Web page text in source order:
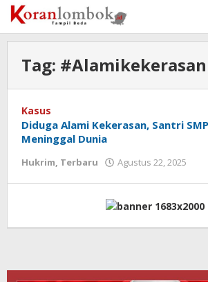
Lewati
ke
konten
Tag: #Alamikekerasan
Kasus
Diduga Alami Kekerasan, Santri
Meninggal Dunia
Hukrim, Terbaru Agustus 22, 2025